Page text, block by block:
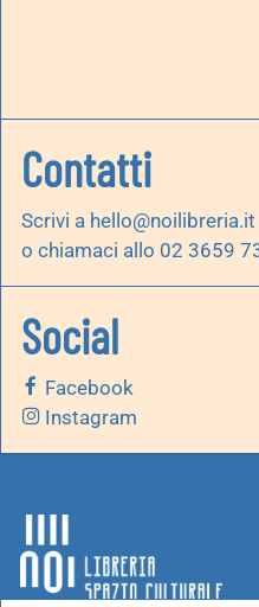
Contatti
Scrivi a hello@noilibreria.it
o chiamaci allo 02 3659
Social
Facebook
Instagram